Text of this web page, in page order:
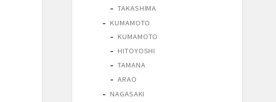
TAKASHIMA
KUMAMOTO
KUMAMOTO
HITOYOSHI
TAMANA
ARAO
NAGASAKI